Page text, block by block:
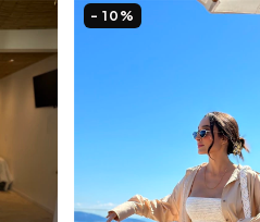
- 10 %